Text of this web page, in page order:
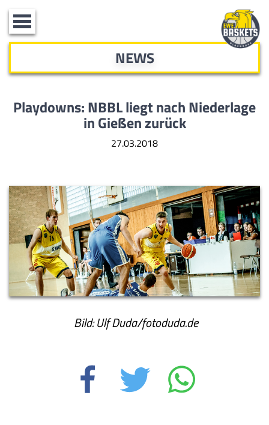
Toggle
navigation
NEWS
Playdowns: NBBL liegt nach Niederlage
in Gießen zurück
27.03.2018
Bild: Ulf Duda/fotoduda.de